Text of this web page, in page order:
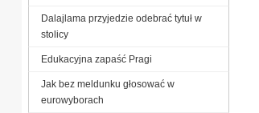
Dalajlama przyjedzie odebrać tytuł w
stolicy
Edukacyjna zapaść Pragi
Jak bez meldunku głosować w
eurowyborach